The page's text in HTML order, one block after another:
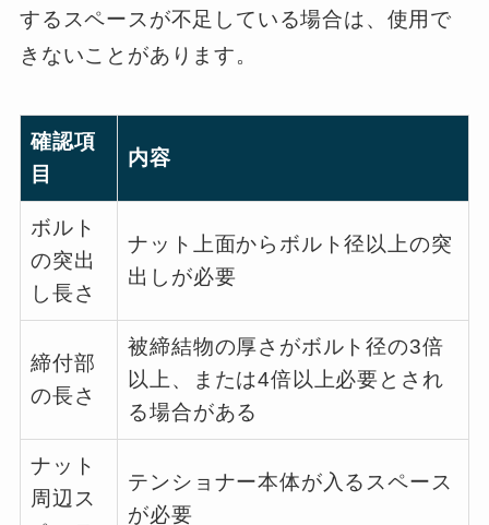
するスペースが不足している場合は、使用で
きないことがあります。
確認項
目
内容
ボルト
の突出
し長さ
ナット上面からボルト径以上の突
出しが必要
締付部
の長さ
被締結物の厚さがボルト径の3倍
以上、または4倍以上必要とされ
る場合がある
ナット
周辺ス
テンショナー本体が入るスペース
が必要